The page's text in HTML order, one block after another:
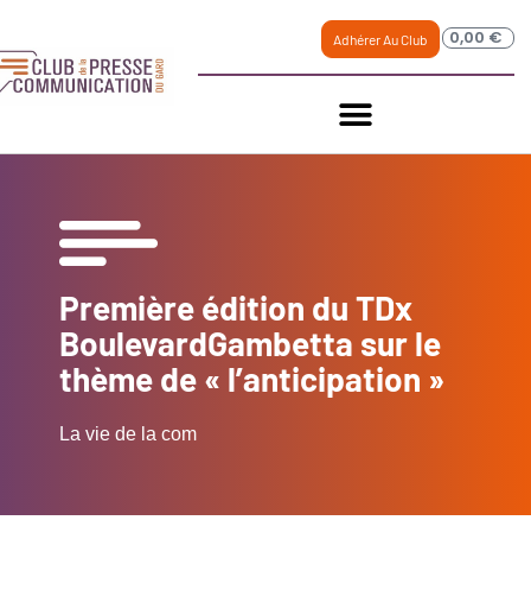
Adhérer Au Club 0,00 €
Première édition du TDx
BoulevardGambetta sur le
thème de « l’anticipation »
La vie de la com